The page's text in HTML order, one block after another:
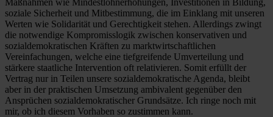
soziale Sicherheit und Mitbestimmung, die im Einklang mit unseren
Werten wie Solidarität und Gerechtigkeit stehen. Allerdings zwingt
die notwendige Kompromisslogik zwischen konservativen und
sozialdemokratischen Kräften zu marktwirtschaftlichen
Vereinfachungen, welche eine tiefgreifende Umverteilung und
stärkere staatliche Intervention oft relativieren. Somit erfüllt der
Vertrag nur in Teilen unsere sozialdemokratische Agenda, bleibt
aber in der praktischen Umsetzung ambivalent gegenüber den
Ansprüchen sozialdemokratischer Grundsätze. Ich ringe noch mit
mir, ob ich diesem Vorhaben so zustimmen kann.